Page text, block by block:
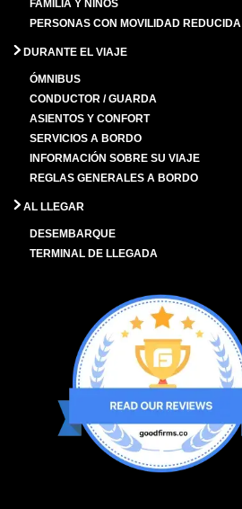
FAMILIA Y NIÑOS
PERSONAS CON MOVILIDAD REDUCIDA
DURANTE EL VIAJE
ÓMNIBUS
CONDUCTOR / GUARDA
ASIENTOS Y CONFORT
SERVICIOS A BORDO
INFORMACIÓN SOBRE SU VIAJE
REGLAS GENERALES A BORDO
AL LLEGAR
DESEMBARQUE
TERMINAL DE LLEGADA